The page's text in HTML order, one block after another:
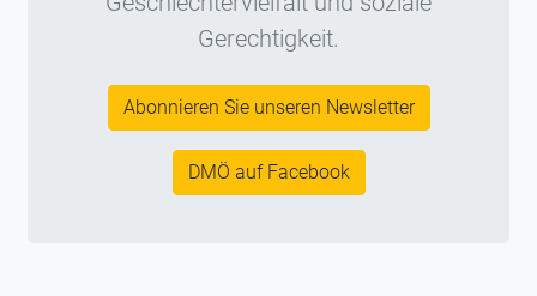
Gerechtigkeit.
Abonnieren Sie unseren Newsletter
DMÖ auf Facebook